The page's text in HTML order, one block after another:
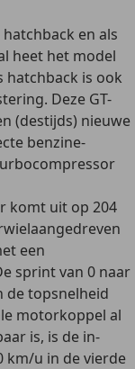
en als
heet het model
hatchback is ook
Deze GT-
(destijds) nieuwe
benzine-
komt uit op 204
een
sprint van 0 naar
de topsnelheid
motorkoppel al
is, is de in-
km/u in de vierde